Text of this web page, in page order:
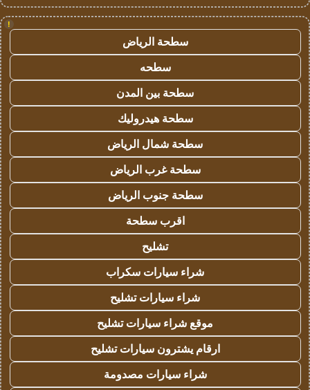
!
سطحة الرياض
سطحه
سطحة بين المدن
سطحة هيدروليك
سطحة شمال الرياض
سطحة غرب الرياض
سطحة جنوب الرياض
اقرب سطحة
تشليح
شراء سيارات سكراب
شراء سيارات تشليح
موقع شراء سيارات تشليح
ارقام يشترون سيارات تشليح
شراء سيارات مصدومة